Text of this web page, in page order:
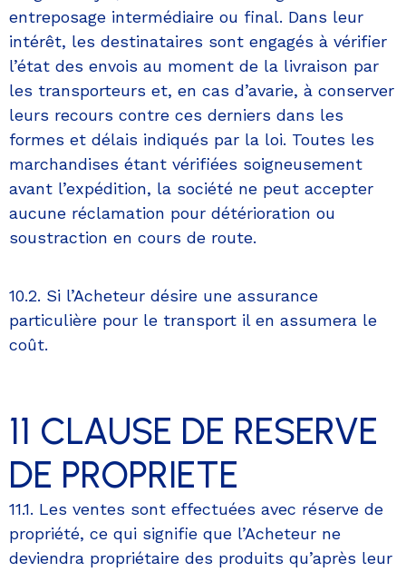
entreposage intermédiaire ou final. Dans leur
intérêt, les destinataires sont engagés à vérifier
l’état des envois au moment de la livraison par
les transporteurs et, en cas d’avarie, à conserver
leurs recours contre ces derniers dans les
formes et délais indiqués par la loi. Toutes les
marchandises étant vérifiées soigneusement
avant l’expédition, la société ne peut accepter
aucune réclamation pour détérioration ou
soustraction en cours de route.
10.2. Si l’Acheteur désire une assurance
particulière pour le transport il en assumera le
coût.
11 CLAUSE DE RESERVE
DE PROPRIETE
11.1. Les ventes sont effectuées avec réserve de
propriété, ce qui signifie que l’Acheteur ne
deviendra propriétaire des produits qu’après leur